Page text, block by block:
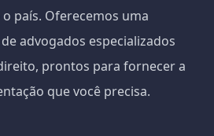
país. Oferecemos uma
advogados especializados
prontos para fornecer a
que você precisa.